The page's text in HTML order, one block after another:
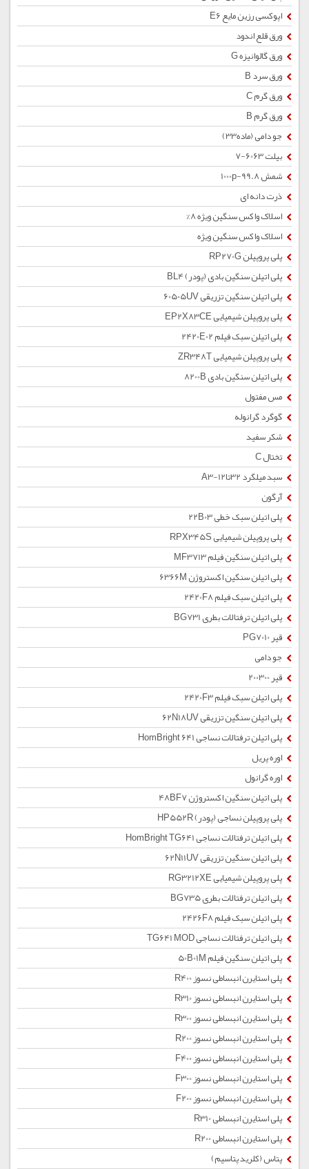
اپوکسی رزین مایع E6
ورق قلع اندود
ورق گالوانیزه G
ورق سرد B
ورق گرم C
ورق گرم B
جو دامی (ماده33)
بیلت 6063-7
شمش 1000p-99.8
ذرت دانه ای
اسلاک واکس سنگین ویژه 8%
اسلاک واکس سنگین ویژه
پلی پروپیلن RP270G
پلی اتیلن سنگین بادی (پودر) BL4
پلی اتیلن سنگین تزریقی 60505UV
پلی پروپیلن شیمیایی EP2X83CE
پلی اتیلن سبک فیلم 2420E02
پلی پروپیلن شیمیایی ZR348T
پلی اتیلن سنگین بادی 8200B
مس مفتول
گوگرد گرانوله
شکر سفید
تختال C
سبد میلگرد 32تا12-A3
آرگون
پلی اتیلن سبک خطی 22B03
پلی پروپیلن شیمیایی RPX345S
پلی اتیلن سنگین فیلم MF3713
پلی اتیلن سنگین اکستروژن 6366M
پلی اتیلن سبک فیلم 2420F8
پلی اتیلن ترفتالات بطری BG731
قیر PG7010
جو دامی
قیر 200300
پلی اتیلن سبک فیلم 2420F3
پلی اتیلن سنگین تزریقی 62N18UV
پلی اتیلن ترفتالات نساجی HomBright 641
اوره پریل
اوره گرانول
پلی اتیلن سنگین اکستروژن 48BF7
پلی پروپیلن نساجی (پودر) HP552R
پلی اتیلن ترفتالات نساجی HomBright TG641
پلی اتیلن سنگین تزریقی 62N11UV
پلی پروپیلن شیمیایی RG3212XE
پلی اتیلن ترفتالات بطری BG735
پلی اتیلن سبک فیلم 2426F8
پلی اتیلن ترفتالات نساجی TG641 MOD
پلی اتیلن سنگین فیلم 50B01M
پلی استایرن انبساطی نسوز R400
پلی استایرن انبساطی نسوز R310
پلی استایرن انبساطی نسوز R300
پلی استایرن انبساطی نسوز R200
پلی استایرن انبساطی نسوز F400
پلی استایرن انبساطی نسوز F300
پلی استایرن انبساطی نسوز F200
پلی استایرن انبساطی R310
پلی استایرن انبساطی R200
پتاس (کلرید پتاسیم)